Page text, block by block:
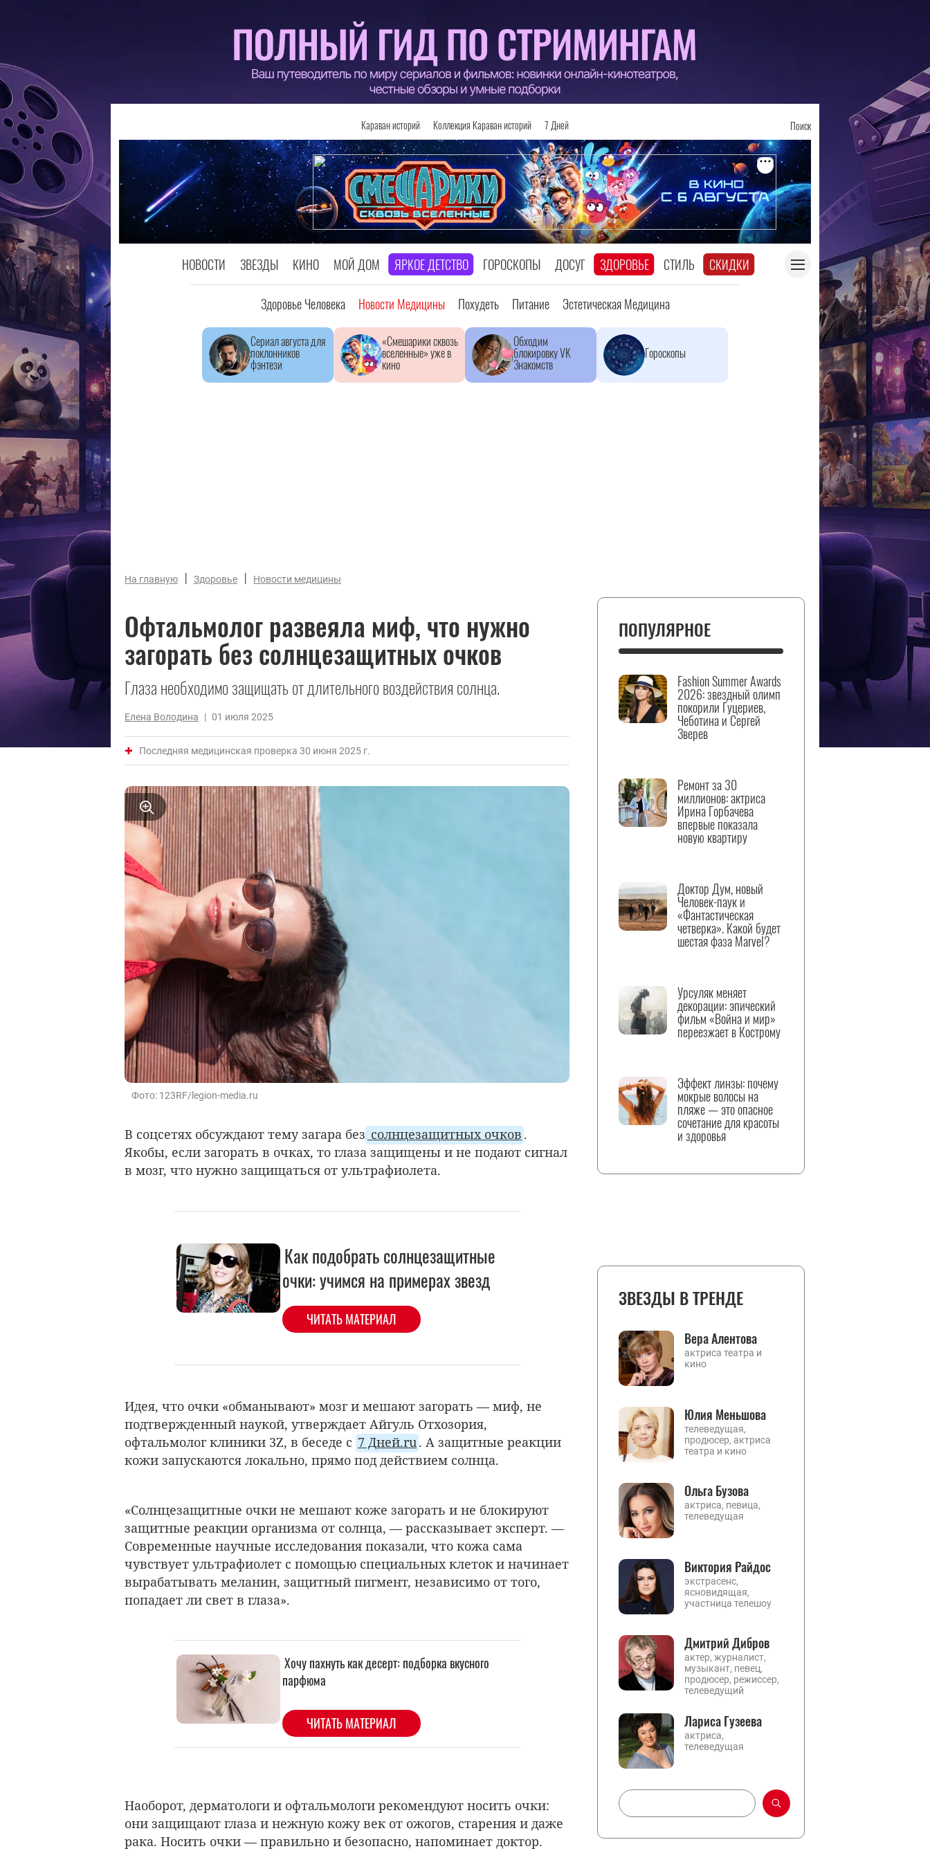
Караван историй Коллекция Караван историй 7 Дней Поиск
НОВОСТИ ЗВЕЗДЫ КИНО МОЙ ДОМ ЯРКОЕ ДЕТСТВО ГОРОСКОПЫ ДОСУГ ЗДОРОВЬЕ СТИЛЬ СКИДКИ
Здоровье Человека Новости Медицины Похудеть Питание Эстетическая Медицина
Сериал августа для
поклонников
фэнтези
«Смешарики сквозь
вселенные» уже в
кино
Обходим
блокировку VK
Знакомств
Гороскопы
На главную | Здоровье | Новости медицины
Офтальмолог развеяла миф, что нужно
загорать без солнцезащитных очков
Глаза необходимо защищать от длительного воздействия солнца.
Елена Володина | 01 июля 2025
Последняя медицинская проверка 30 июня 2025 г.
Фото: 123RF/legion-media.ru
В соцсетях обсуждают тему загара без солнцезащитных очков .
Якобы, если загорать в очках, то глаза защищены и не подают сигнал
в мозг, что нужно защищаться от ультрафиолета.
Как подобрать солнцезащитные
очки: учимся на примерах звезд
ЧИТАТЬ МАТЕРИАЛ
Идея, что очки «обманывают» мозг и мешают загорать — миф, не
подтвержденный наукой, утверждает Айгуль Отхозория,
офтальмолог клиники 3Z, в беседе с 7 Дней.ru . А защитные реакции
кожи запускаются локально, прямо под действием солнца.
«Солнцезащитные очки не мешают коже загорать и не блокируют
защитные реакции организма от солнца, — рассказывает эксперт. —
Современные научные исследования показали, что кожа сама
чувствует ультрафиолет с помощью специальных клеток и начинает
вырабатывать меланин, защитный пигмент, независимо от того,
попадает ли свет в глаза».
Наоборот, дерматологи и офтальмологи рекомендуют носить очки:
они защищают глаза и нежную кожу век от ожогов, старения и даже
рака. Носить очки — правильно и безопасно, напоминает доктор.
ПОПУЛЯРНОЕ
Fashion Summer Awards
2026: звездный олимп
покорили Гуцериев,
Чеботина и Сергей
Зверев
Ремонт за 30
миллионов: актриса
Ирина Горбачева
впервые показала
новую квартиру
Доктор Дум, новый
Человек-паук и
«Фантастическая
четверка». Какой будет
шестая фаза Marvel?
Урсуляк меняет
декорации: эпический
фильм «Война и мир»
переезжает в Кострому
Эффект линзы: почему
мокрые волосы на
пляже — это опасное
сочетание для красоты
и здоровья
ЗВЕЗДЫ В ТРЕНДЕ
Вера Алентова
актриса театра и
кино
Юлия Меньшова
телеведущая,
продюсер, актриса
театра и кино
Ольга Бузова
актриса, певица,
телеведущая
Виктория Райдос
экстрасенс,
ясновидящая,
участница телешоу
Дмитрий Дибров
актер, журналист,
музыкант, певец,
продюсер, режиссер,
телеведущий
Лариса Гузеева
актриса,
телеведущая